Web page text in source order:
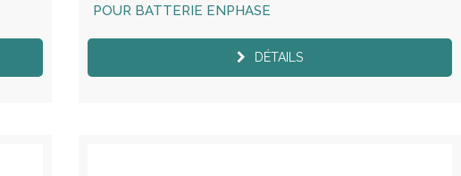
POUR BATTERIE ENPHASE
DÉTAILS